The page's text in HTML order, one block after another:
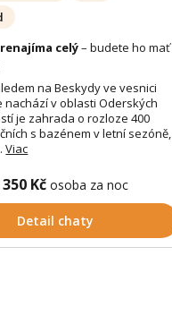
celý– budete ho mať
na Beskydy ve vesnici
nachází v oblasti Oderských
je zahrada o rozloze 400
s bazénem v letní sezóně,
Viac
Kčosoba za noc
Detail chaty